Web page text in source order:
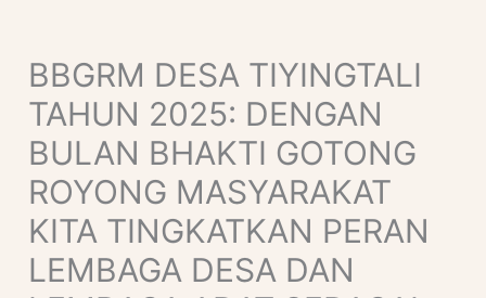
Content
BBGRM DESA TIYINGTALI
TAHUN 2025: DENGAN
BULAN BHAKTI GOTONG
ROYONG MASYARAKAT
KITA TINGKATKAN PERAN
LEMBAGA DESA DAN
A
C
H